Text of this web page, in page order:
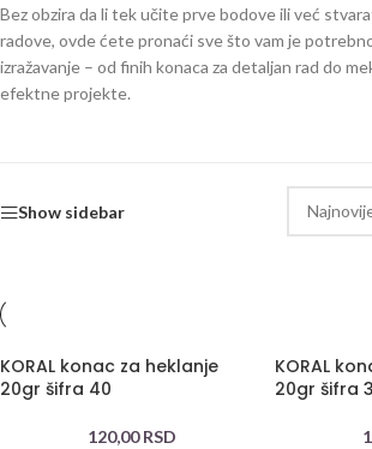
Bez obzira da li tek učite prve bodove ili već
radove, ovde ćete pronaći sve što vam je
izražavanje – od finih konaca za detaljan rad do
efektne projekte.
Show sidebar
KORAL konac za heklanje
20gr šifra 40
120,00RSD
KORAL
20gr šifra